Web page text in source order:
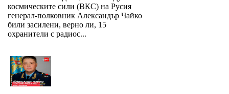
космическите сили (ВКС) на Русия
генерал-полковник Александър Чайко
били засилени, верно ли, 15
охранители с радиос...